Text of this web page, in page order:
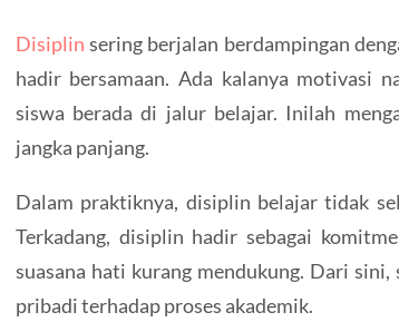
Disiplin sering berjalan berdampingan
hadir bersamaan. Ada kalanya motivasi
siswa berada di jalur belajar. Inilah
jangka panjang.
Dalam praktiknya, disiplin belajar tidak
Terkadang, disiplin hadir sebagai
suasana hati kurang mendukung. Dari
pribadi terhadap proses akademik.